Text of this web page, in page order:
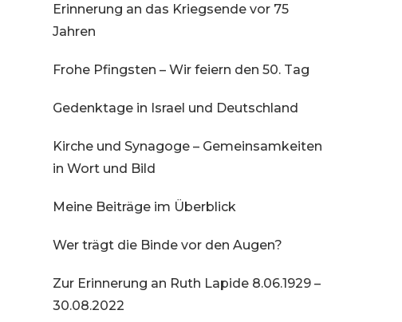
Erinnerung an das Kriegsende vor 75
Jahren
Frohe Pfingsten – Wir feiern den 50. Tag
Gedenktage in Israel und Deutschland
Kirche und Synagoge – Gemeinsamkeiten
in Wort und Bild
Meine Beiträge im Überblick
Wer trägt die Binde vor den Augen?
Zur Erinnerung an Ruth Lapide 8.06.1929 –
30.08.2022